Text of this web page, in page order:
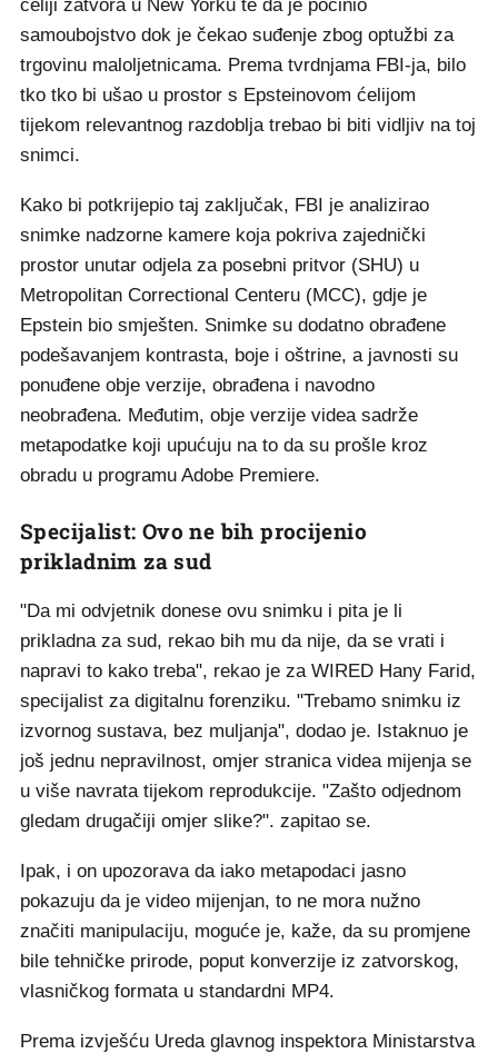
ćeliji zatvora u New Yorku te da je počinio
samoubojstvo dok je čekao suđenje zbog optužbi za
trgovinu maloljetnicama. Prema tvrdnjama FBI-ja, bilo
tko tko bi ušao u prostor s Epsteinovom ćelijom
tijekom relevantnog razdoblja trebao bi biti vidljiv na toj
snimci.
Kako bi potkrijepio taj zaključak, FBI je analizirao
snimke nadzorne kamere koja pokriva zajednički
prostor unutar odjela za posebni pritvor (SHU) u
Metropolitan Correctional Centeru (MCC), gdje je
Epstein bio smješten. Snimke su dodatno obrađene
podešavanjem kontrasta, boje i oštrine, a javnosti su
ponuđene obje verzije, obrađena i navodno
neobrađena. Međutim, obje verzije videa sadrže
metapodatke koji upućuju na to da su prošle kroz
obradu u programu Adobe Premiere.
Specijalist: Ovo ne bih procijenio
prikladnim za sud
"Da mi odvjetnik donese ovu snimku i pita je li
prikladna za sud, rekao bih mu da nije, da se vrati i
napravi to kako treba", rekao je za WIRED Hany Farid,
specijalist za digitalnu forenziku. "Trebamo snimku iz
izvornog sustava, bez muljanja", dodao je. Istaknuo je
još jednu nepravilnost, omjer stranica videa mijenja se
u više navrata tijekom reprodukcije. "Zašto odjednom
gledam drugačiji omjer slike?". zapitao se.
Ipak, i on upozorava da iako metapodaci jasno
pokazuju da je video mijenjan, to ne mora nužno
značiti manipulaciju, moguće je, kaže, da su promjene
bile tehničke prirode, poput konverzije iz zatvorskog,
vlasničkog formata u standardni MP4.
Prema izvješću Ureda glavnog inspektora Ministarstva